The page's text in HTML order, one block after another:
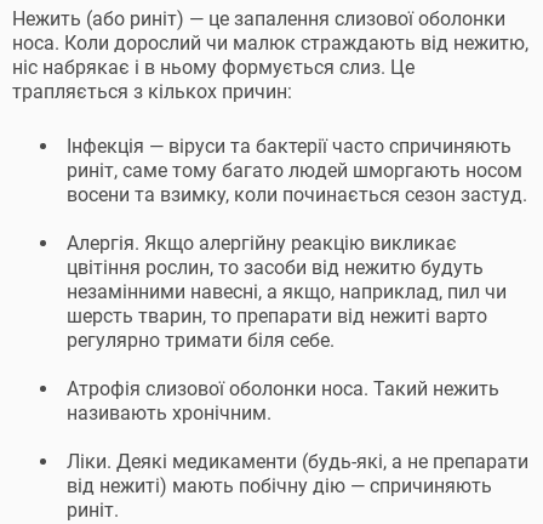
Нежить (або риніт) — це запалення слизової оболонки
носа. Коли дорослий чи малюк страждають від нежитю,
ніс набрякає і в ньому формується слиз. Це
трапляється з кількох причин:
Інфекція — віруси та бактерії часто спричиняють
риніт, саме тому багато людей шморгають носом
восени та взимку, коли починається сезон застуд.
Алергія. Якщо алергійну реакцію викликає
цвітіння рослин, то засоби від нежитю будуть
незамінними навесні, а якщо, наприклад, пил чи
шерсть тварин, то препарати від нежиті варто
регулярно тримати біля себе.
Атрофія слизової оболонки носа. Такий нежить
називають хронічним.
Ліки. Деякі медикаменти (будь-які, а не препарати
від нежиті) мають побічну дію — спричиняють
риніт.